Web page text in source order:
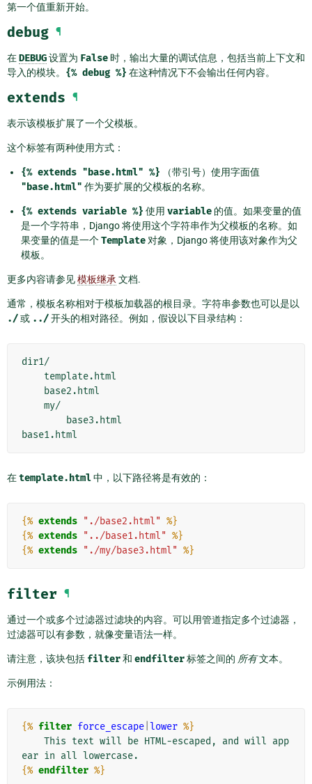
第一个值重新开始。
debug ¶
在DEBUG设置为 False 时，输出大量的调试信息，包括当前上下文和
导入的模块。 {% debug %} 在这种情况下不会输出任何内容。
extends ¶
表示该模板扩展了一个父模板。
这个标签有两种使用方式：
{% extends "base.html" %} （带引号）使用字面值
"base.html" 作为要扩展的父模板的名称。
{% extends variable %} 使用 variable 的值。如果变量的值
是一个字符串，Django 将使用这个字符串作为父模板的名称。如
果变量的值是一个Template对象，Django 将使用该对象作为父
模板。
更多内容请参见模板继承文档.
通常，模板名称相对于模板加载器的根目录。字符串参数也可以是以
./或 ../开头的相对路径。例如，假设以下目录结构：
dir1/
在template.html中，以下路径将是有效的：
{% extends "./base2.html" %}
{% extends "../base1.html" %}
{% extends "./my/base3.html" %}
filter ¶
通过一个或多个过滤器过滤块的内容。可以用管道指定多个过滤器，
过滤器可以有参数，就像变量语法一样。
请注意，该块包括 filter和 endfilter标签之间的 所有文本。
示例用法：
{% filter force_escape lower %}
{% endfilter %}